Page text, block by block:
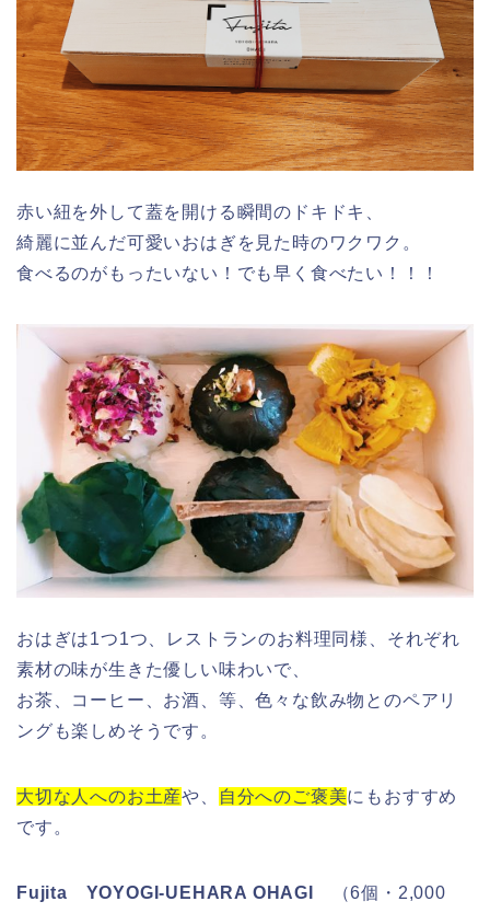
赤い紐を外して蓋を開ける瞬間のドキドキ、
綺麗に並んだ可愛いおはぎを見た時のワクワク。
食べるのがもったいない！でも早く食べたい！！！
おはぎは1つ1つ、レストランのお料理同様、それぞれ
素材の味が生きた優しい味わいで、
お茶、コーヒー、お酒、等、色々な飲み物とのペアリ
ングも楽しめそうです。
大切な人へのお土産や、 自分へのご褒美にもおすすめ
です。
Fujita YOYOGI-UEHARA OHAGI
（6個・2,000